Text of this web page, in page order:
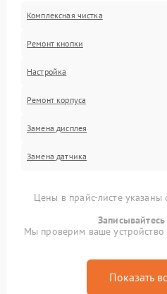
Комплексная чистка
Ремонт кнопки
Настройка
Ремонт корпуса
Замена дисплея
Замена датчика
Цены в прайс-листе указаны
Мы проверим ваше
Показать